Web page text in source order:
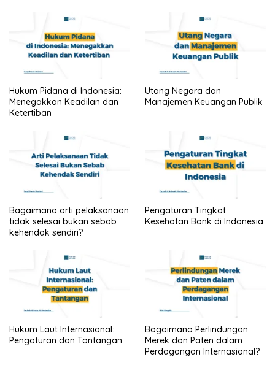
Hukum Pidana di Indonesia:
Menegakkan Keadilan dan
Ketertiban
Utang Negara dan
Manajemen Keuangan Publik
Bagaimana arti pelaksanaan
tidak selesai bukan sebab
kehendak sendiri?
Pengaturan Tingkat
Kesehatan Bank di Indonesia
Hukum Laut Internasional:
Pengaturan dan Tantangan
Bagaimana Perlindungan
Merek dan Paten dalam
Perdagangan Internasional?